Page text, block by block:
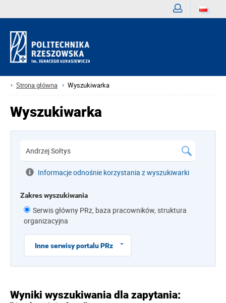
Strona główna Wyszukiwarka
Wyszukiwarka
Informacje odnośnie korzystania z wyszukiwarki
Zakres wyszukiwania
Serwis główny PRz, baza pracowników, struktura
organizacyjna
Inne serwisy portalu PRz
Wyniki wyszukiwania dla zapytania: